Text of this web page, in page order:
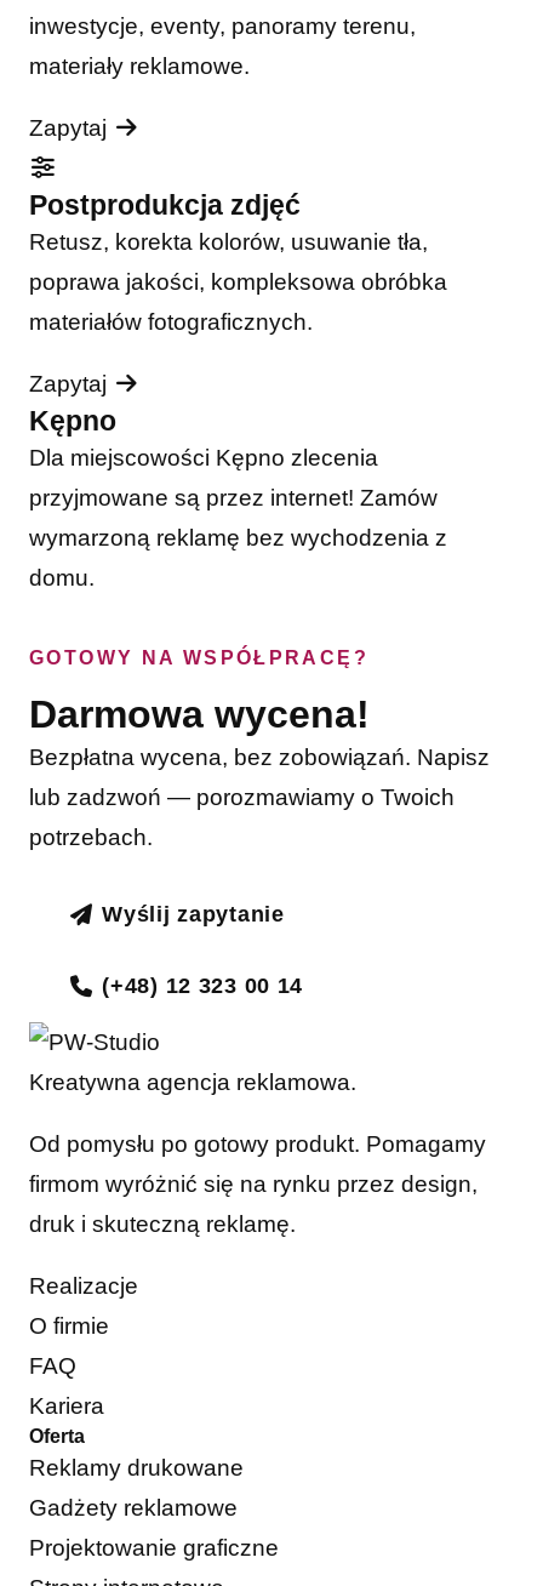
inwestycje, eventy, panoramy terenu,
materiały reklamowe.
Zapytaj
Postprodukcja zdjęć
Retusz, korekta kolorów, usuwanie tła,
poprawa jakości, kompleksowa obróbka
materiałów fotograficznych.
Zapytaj
Kępno
Dla miejscowości Kępno zlecenia
przyjmowane są przez internet! Zamów
wymarzoną reklamę bez wychodzenia z
domu.
GOTOWY NA WSPÓŁPRACĘ?
Darmowa wycena!
Bezpłatna wycena, bez zobowiązań. Napisz
lub zadzwoń — porozmawiamy o Twoich
potrzebach.
Wyślij zapytanie
(+48) 12 323 00 14
Kreatywna agencja reklamowa.
Od pomysłu po gotowy produkt. Pomagamy
firmom wyróżnić się na rynku przez design,
druk i skuteczną reklamę.
Realizacje
O firmie
FAQ
Kariera
Oferta
Reklamy drukowane
Gadżety reklamowe
Projektowanie graficzne